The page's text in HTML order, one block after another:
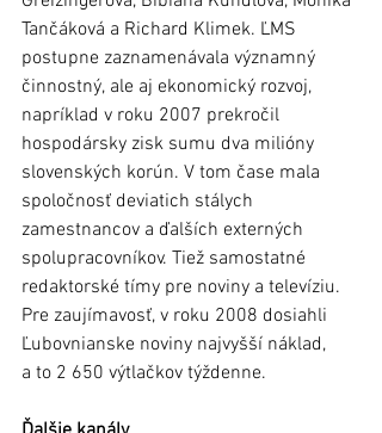
Tančáková a Richard Klimek. ĽMS
postupne zaznamenávala významný
činnostný, ale aj ekonomický rozvoj,
napríklad v roku 2007 prekročil
hospodársky zisk sumu dva milióny
slovenských korún. V tom čase mala
spoločnosť deviatich stálych
zamestnancov a ďalších externých
spolupracovníkov. Tiež samostatné
redaktorské tímy pre noviny a televíziu.
Pre zaujímavosť, v roku 2008 dosiahli
Ľubovnianske noviny najvyšší náklad,
a to 2 650 výtlačkov týždenne.